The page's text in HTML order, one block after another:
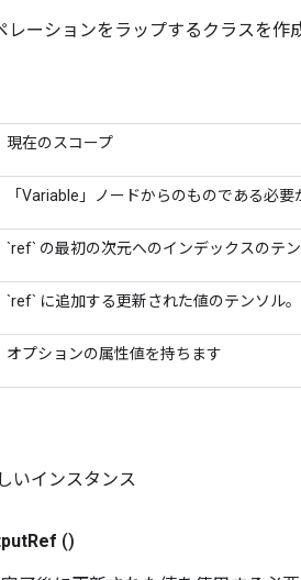
レーションをラップするクラスを作
現在のスコープ
「Variable」ノードからのものである必要
`ref` の最初の次元へのインデックスのテ
`ref` に追加する更新された値のテンソル。
オプションの属性値を持ちます
いインスタンス
Ref ()